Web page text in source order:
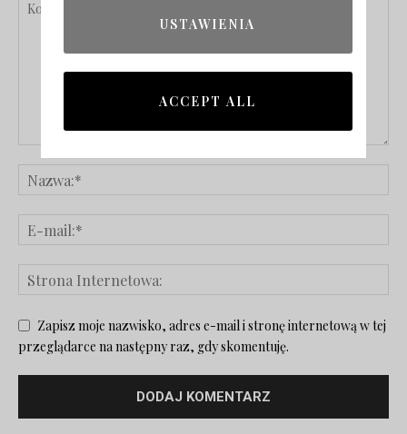
Zapisz moje nazwisko, adres e-mail i stronę internetową w tej
przeglądarce na następny raz, gdy skomentuję.
USTAWIENIA
ACCEPT ALL